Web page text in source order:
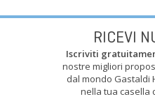
RICEVI
Iscriviti
nostre migliori
dal mondo Gastaldi
nella tua casella